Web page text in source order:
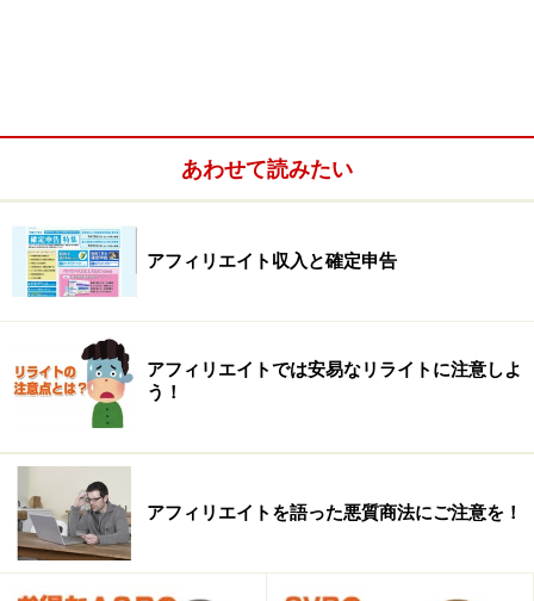
あわせて読みたい
アフィリエイト収入と確定申告
アフィリエイトでは安易なリライトに注意しよ
う！
アフィリエイトを語った悪質商法にご注意を！